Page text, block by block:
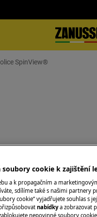
SpinView®
je nutné jej
soubory cookie k zajištění
a k propagačním a
sdílíme také s našimi partnery
cookie“ vyjadřujete souhlas s
nabídkya zobrazovat
nepovinné soubory